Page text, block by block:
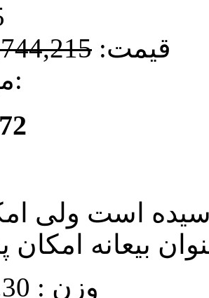
قیمت:
مبلغ بیعانه:
است ولی
وزن : 1.30 گرم